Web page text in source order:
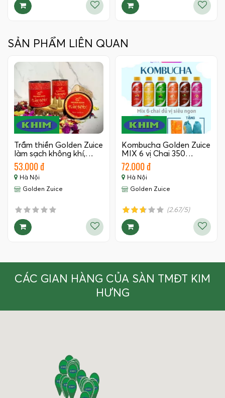
SẢN PHẨM LIÊN QUAN
Trầm thiền Golden Zuice
làm sạch không khí,…
53.000 đ
Hà Nội
Golden Zuice
Kombucha Golden Zuice
MIX 6 vị Chai 350…
72.000 đ
Hà Nội
Golden Zuice
(2.67/5)
CÁC GIAN HÀNG CỦA SÀN TMĐT KIM
HƯNG